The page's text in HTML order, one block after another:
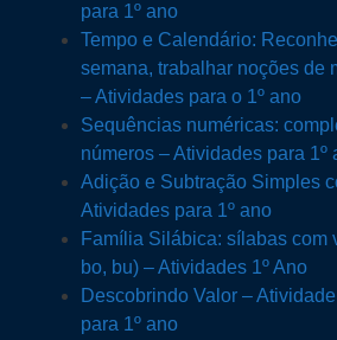
para 1º ano
Tempo e Calendário:
semana, trabalhar noções de
– Atividades para o 1º ano
Sequências numéricas:
números – Atividades para 1º
Adição e Subtração Simples
Atividades para 1º ano
Família Silábica: sílabas com
bo, bu) – Atividades 1º Ano
Descobrindo Valor –
para 1º ano